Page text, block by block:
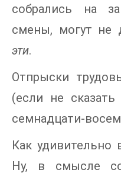
собрались на
смены, могут не
эти.
Отпрыски
(если не
семнадцати-
Как удивительно
Ну, в смысле